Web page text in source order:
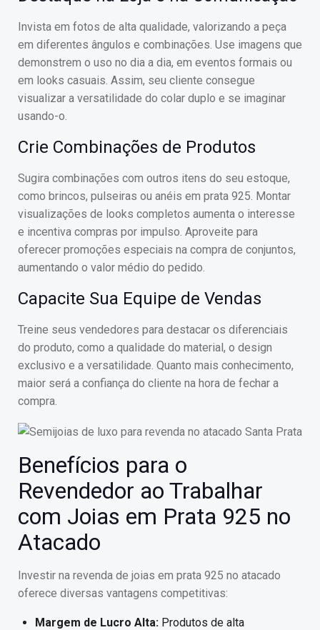
Invista em fotos de alta qualidade, valorizando a peça
em diferentes ângulos e combinações. Use imagens que
demonstrem o uso no dia a dia, em eventos formais ou
em looks casuais. Assim, seu cliente consegue
visualizar a versatilidade do colar duplo e se imaginar
usando-o.
Crie Combinações de Produtos
Sugira combinações com outros itens do seu estoque,
como brincos, pulseiras ou anéis em prata 925. Montar
visualizações de looks completos aumenta o interesse
e incentiva compras por impulso. Aproveite para
oferecer promoções especiais na compra de conjuntos,
aumentando o valor médio do pedido.
Capacite Sua Equipe de Vendas
Treine seus vendedores para destacar os diferenciais
do produto, como a qualidade do material, o design
exclusivo e a versatilidade. Quanto mais conhecimento,
maior será a confiança do cliente na hora de fechar a
compra.
Benefícios para o
Revendedor ao Trabalhar
com Joias em Prata 925 no
Atacado
Investir na revenda de joias em prata 925 no atacado
oferece diversas vantagens competitivas:
Margem de Lucro Alta: Produtos de alta